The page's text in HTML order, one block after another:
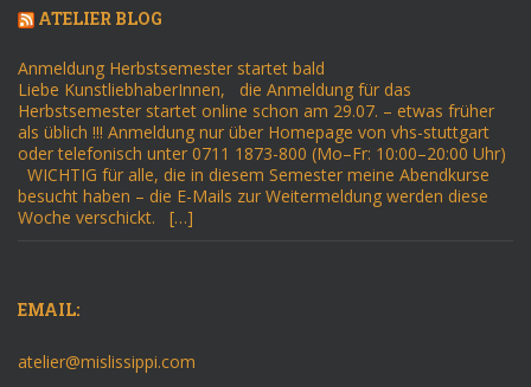
ATELIER BLOG
Anmeldung Herbstsemester startet bald
Liebe KunstliebhaberInnen, die Anmeldung für das
Herbstsemester startet online schon am 29.07. – etwas früher
als üblich !!! Anmeldung nur über Homepage von vhs-stuttgart
oder telefonisch unter 0711 1873-800 (Mo–Fr: 10:00–20:00 Uhr)
WICHTIG für alle, die in diesem Semester meine Abendkurse
besucht haben – die E-Mails zur Weitermeldung werden diese
Woche verschickt. […]
EMAIL:
atelier@mislissippi.com